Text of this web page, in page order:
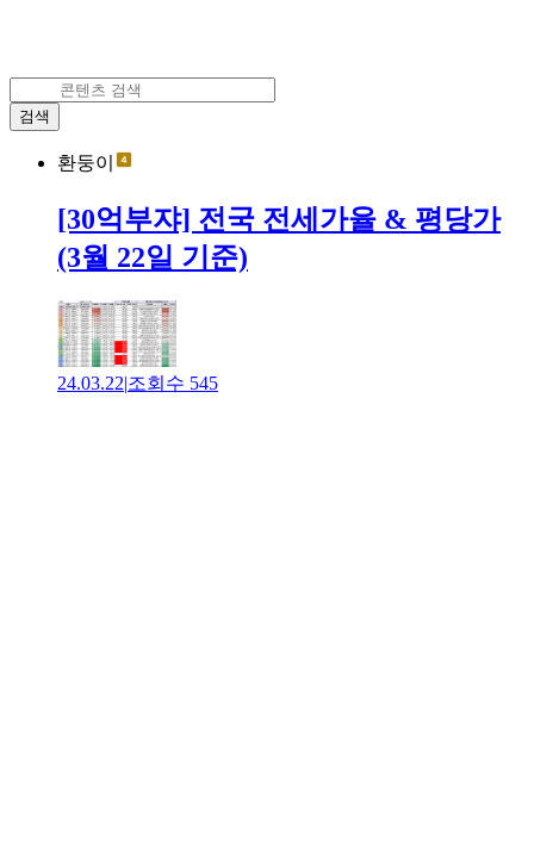
검색
환둥이
[30억부쟈] 전국 전세가율 & 평당가
(3월 22일 기준)
24.03.22|조회수 545